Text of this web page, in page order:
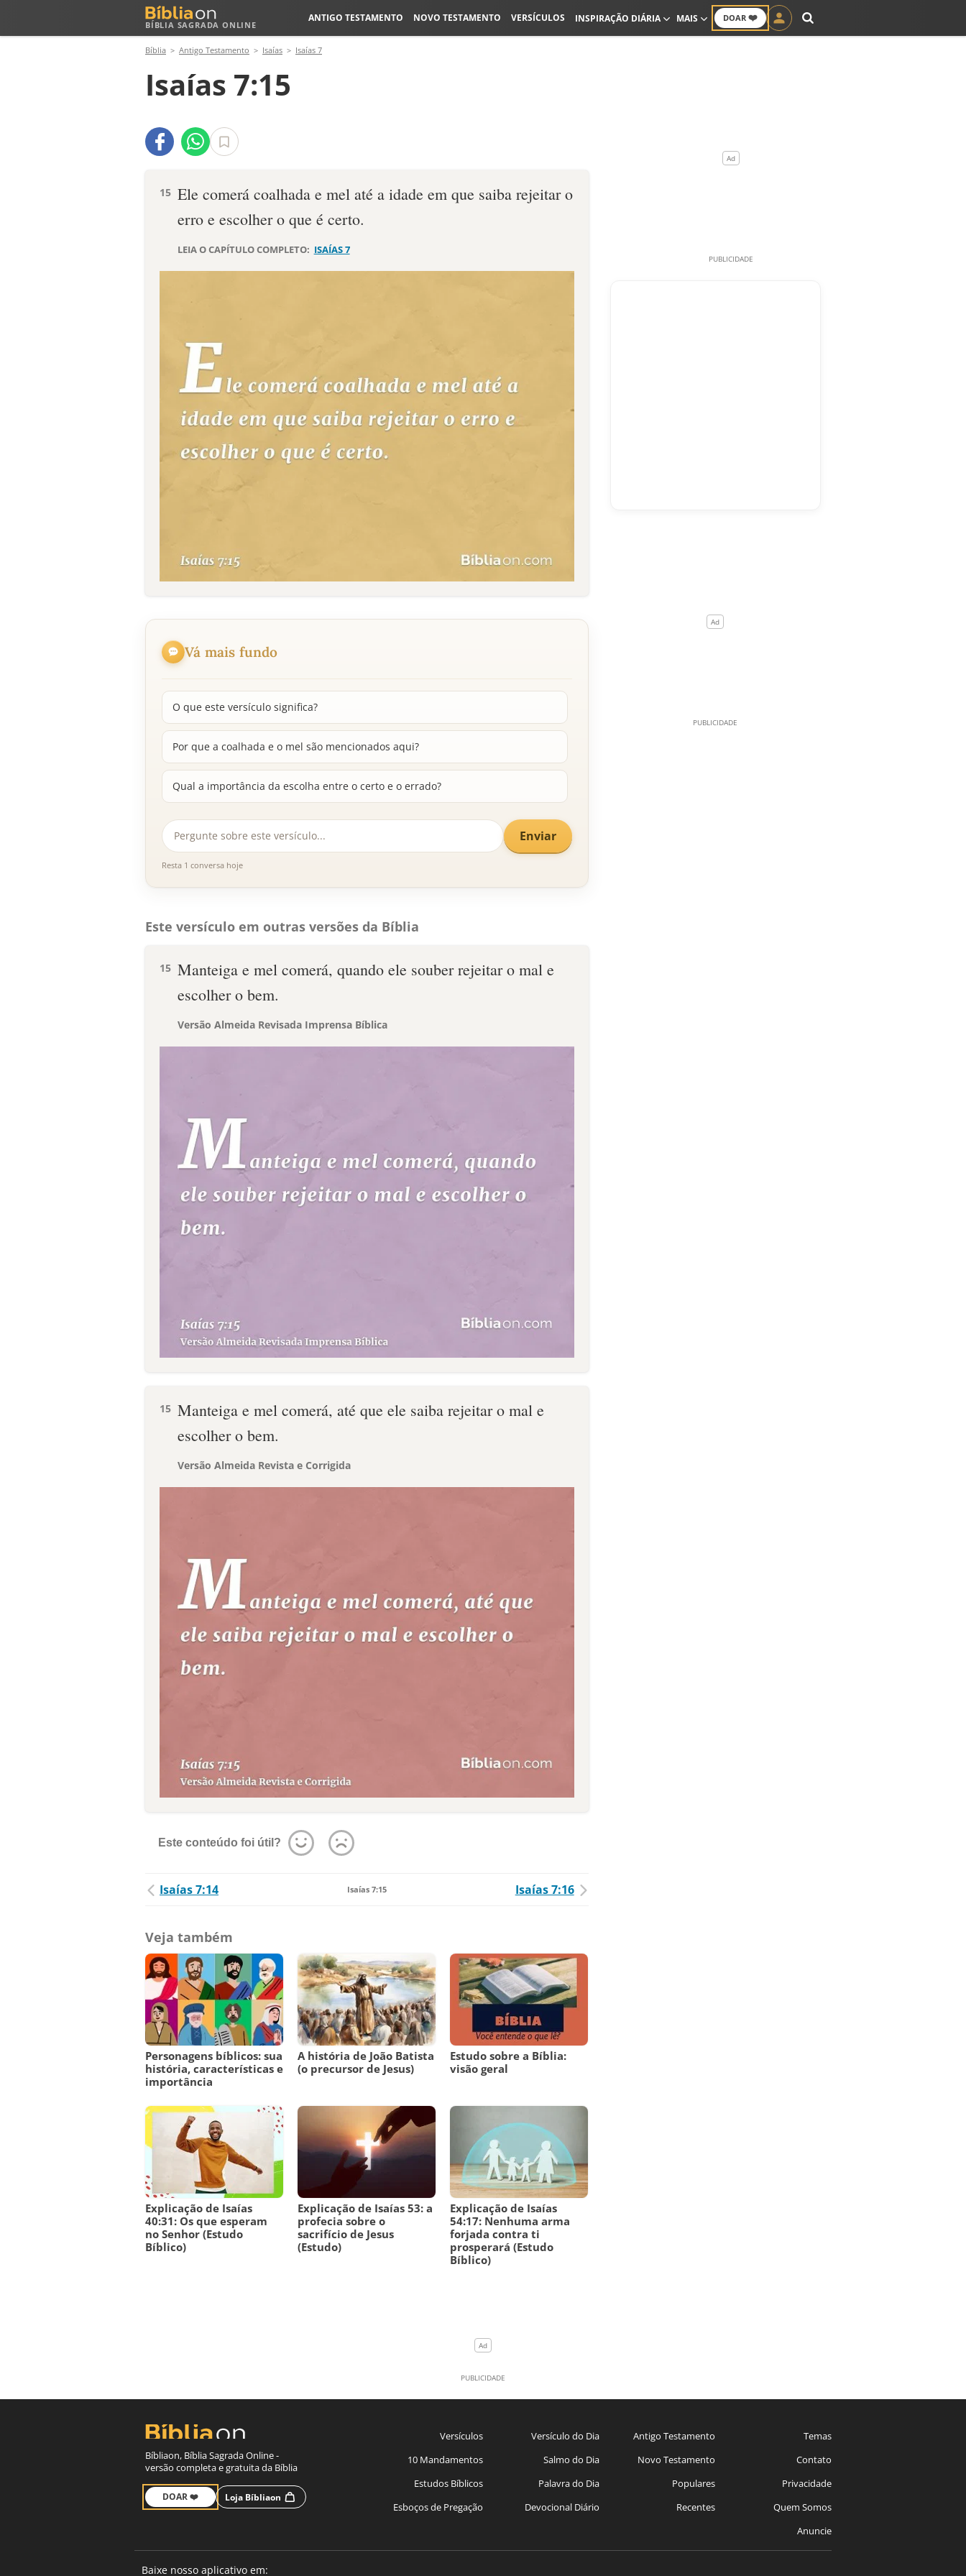
BÍBLIA SAGRADA ONLINE
DOAR ❤️
ANTIGO TESTAMENTO NOVO TESTAMENTO VERSÍCULOS INSPIRAÇÃO DIÁRIA MAIS
Bíblia Antigo Testamento Isaías Isaías 7
Isaías 7:15
15 Ele comerá coalhada e mel até a idade em que saiba rejeitar o
erro e escolher o que é certo.
LEIA O CAPÍTULO COMPLETO: ISAÍAS 7
Vá mais fundo
O que este versículo significa?
Por que a coalhada e o mel são mencionados aqui?
Qual a importância da escolha entre o certo e o errado?
Enviar
Resta 1 conversa hoje
Este versículo em outras versões da Bíblia
15 Manteiga e mel comerá, quando ele souber rejeitar o mal e
escolher o bem.
Versão Almeida Revisada Imprensa Bíblica
15 Manteiga e mel comerá, até que ele saiba rejeitar o mal e
escolher o bem.
Versão Almeida Revista e Corrigida
Este conteúdo foi útil?
Isaías 7:14 Isaías 7:15 Isaías 7:16
Veja também
Personagens bíblicos: sua
história, características e
importância
A história de João Batista
(o precursor de Jesus)
Estudo sobre a Bíblia:
visão geral
Explicação de Isaías
40:31: Os que esperam
no Senhor (Estudo
Bíblico)
Explicação de Isaías 53: a
profecia sobre o
sacrifício de Jesus
(Estudo)
Explicação de Isaías
54:17: Nenhuma arma
forjada contra ti
prosperará (Estudo
Bíblico)
Bíbliaon, Bíblia Sagrada Online -
versão completa e gratuita da Bíblia
DOAR ❤️ Loja Bíbliaon
Versículos
10 Mandamentos
Estudos Bíblicos
Esboços de Pregação
Versículo do Dia
Salmo do Dia
Palavra do Dia
Devocional Diário
Antigo Testamento
Novo Testamento
Populares
Recentes
Temas
Contato
Privacidade
Quem Somos
Anuncie
Baixe nosso aplicativo em: